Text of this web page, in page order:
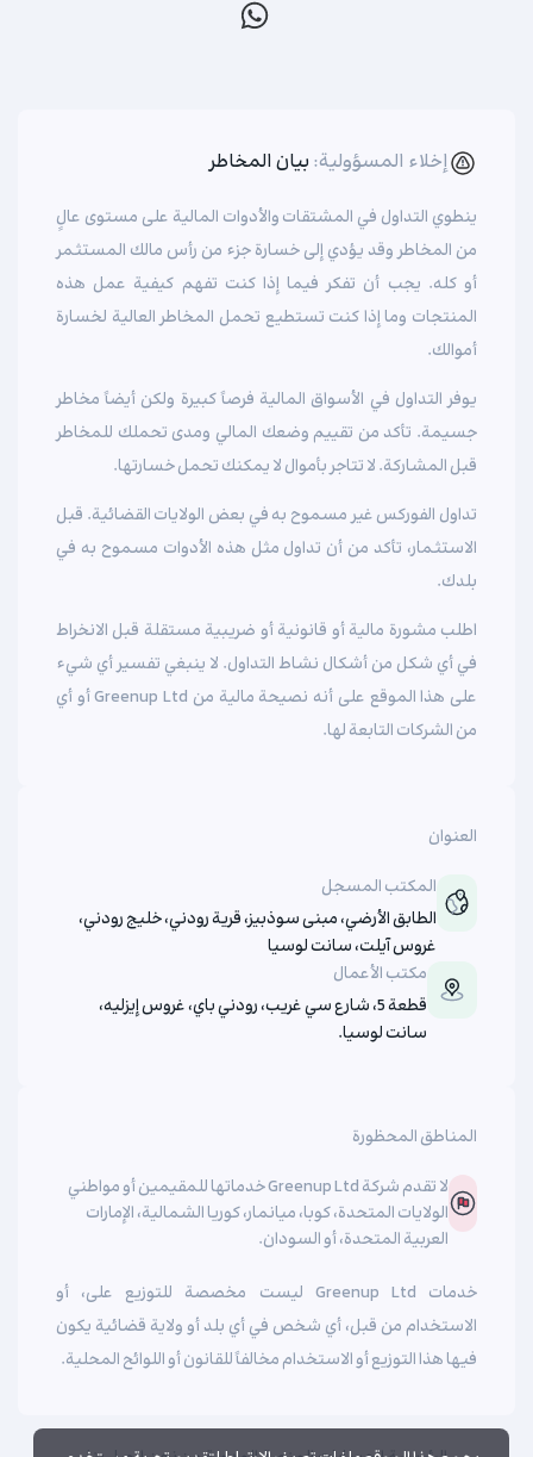
المناطق المحظورة
لا تقدم شركة Greenup Ltd خدماتها للمقيمين أو مواطني
الولايات المتحدة، كوبا، ميانمار، كوريا الشمالية، الإمارات
العربية المتحدة، أو السودان.
خدمات Greenup Ltd ليست مخصصة للتوزيع على، أو
الاستخدام من قبل، أي شخص في أي بلد أو ولاية قضائية يكون
فيها هذا التوزيع أو الاستخدام مخالفاً للقانون أو اللوائح المحلية.
العنوان
المكتب المسجل
الطابق الأرضي، مبنى سوذبيز، قرية رودني، خليج رودني،
غروس آيلت، سانت لوسيا
مكتب الأعمال
قطعة 5، شارع سي غريب، رودني باي، غروس إيزليه،
سانت لوسيا.
إخلاء المسؤولية: بيان المخاطر
ينطوي التداول في المشتقات والأدوات المالية على مستوى عالٍ
من المخاطر وقد يؤدي إلى خسارة جزء من رأس مالك المستثمر
أو كله. يجب أن تفكر فيما إذا كنت تفهم كيفية عمل هذه
المنتجات وما إذا كنت تستطيع تحمل المخاطر العالية لخسارة
أموالك.
يوفر التداول في الأسواق المالية فرصاً كبيرة ولكن أيضاً مخاطر
جسيمة. تأكد من تقييم وضعك المالي ومدى تحملك للمخاطر
قبل المشاركة. لا تتاجر بأموال لا يمكنك تحمل خسارتها.
تداول الفوركس غير مسموح به في بعض الولايات القضائية. قبل
الاستثمار، تأكد من أن تداول مثل هذه الأدوات مسموح به في
بلدك.
اطلب مشورة مالية أو قانونية أو ضريبية مستقلة قبل الانخراط
في أي شكل من أشكال نشاط التداول. لا ينبغي تفسير أي شيء
على هذا الموقع على أنه نصيحة مالية من Greenup Ltd أو أي
من الشركات التابعة لها.